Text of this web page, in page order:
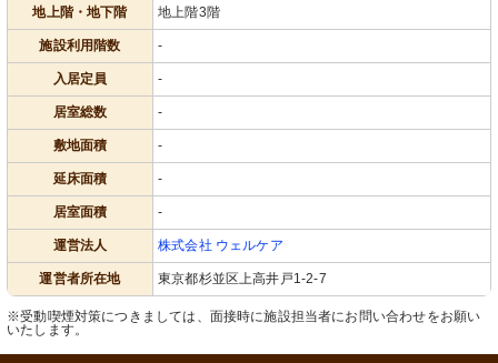
地上階・地下階 地上階3階
施設利用階数 -
入居定員 -
居室総数 -
敷地面積 -
延床面積 -
居室面積 -
運営法人 株式会社 ウェルケア
運営者所在地 東京都杉並区上高井戸1-2-7
※受動喫煙対策につきましては、面接時に施設担当者にお問い合わせをお願い
いたします。